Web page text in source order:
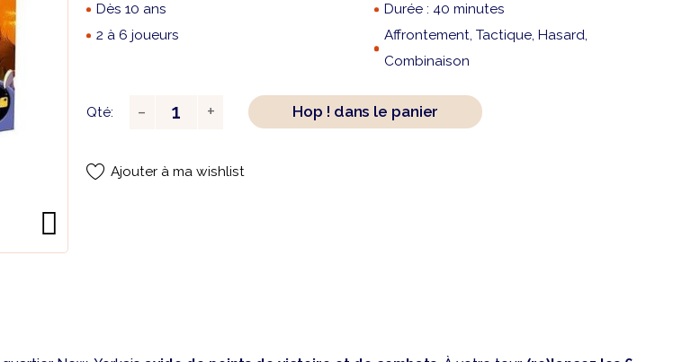
Dès 10 ans
Durée : 40 minutes
2 à 6 joueurs
Affrontement, Tactique, Hasard,
Combinaison
Qté: Hop ! dans le panier
Ajouter à ma wishlist